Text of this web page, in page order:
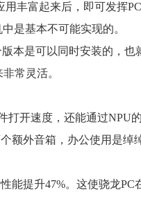
丰富起来后，即可发挥
是基本不可能实现的。
本是可以同时安装的，也
常灵活。
打开速度，还能通过NPU
额外音箱，办公使用是绰
能提升47%。这使骁龙PC